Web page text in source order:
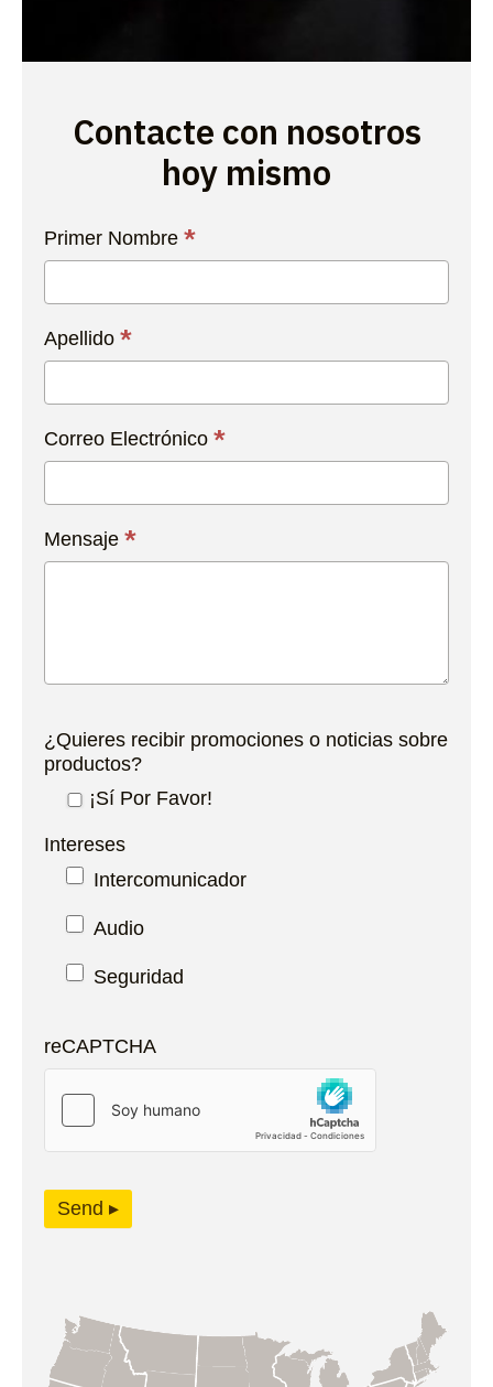
Contacte con nosotros
hoy mismo
Contacta
con
Hoy
Primer Nombre *
Apellido *
Correo Electrónico *
Mensaje *
¿Quieres recibir promociones o noticias sobre
productos?
¡Sí Por Favor!
Intereses
Intercomunicador
Audio
Seguridad
reCAPTCHA
Send ▸